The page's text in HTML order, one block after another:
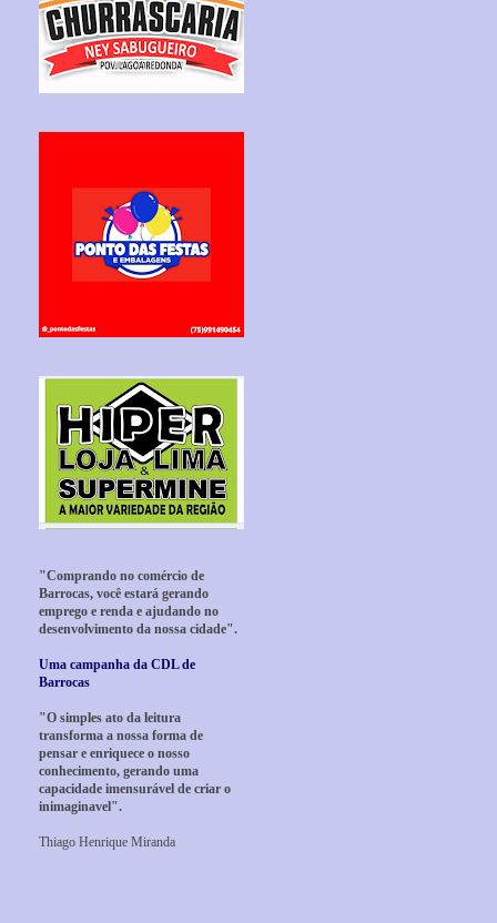
"Comprando no comércio de
Barrocas, você estará gerando
emprego e renda e ajudando no
desenvolvimento da nossa cidade".
Uma campanha da CDL de
Barrocas
"O simples ato da leitura
transforma a nossa forma de
pensar e enriquece o nosso
conhecimento, gerando uma
capacidade imensurável de criar o
inimaginavel".
Thiago Henrique Miranda